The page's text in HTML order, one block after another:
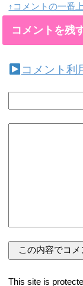
↑コメントの一番
コメントを残
コメント利
This site is